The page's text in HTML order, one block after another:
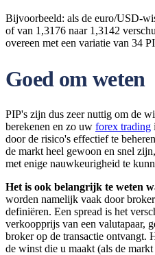
Bijvoorbeeld: als de euro/USD-
of van 1,3176 naar 1,3142
overeen met een variatie van 34
Goed om weten
PIP's zijn dus zeer nuttig om de
berekenen en zo uw forex trading
door de risico's effectief te
de markt heel gewoon en snel
met enige nauwkeurigheid te
Het is ook belangrijk te weten
worden namelijk vaak door
definiëren. Een spread is het
verkoopprijs van een valutapaar,
broker op de transactie ontvangt.
de winst die u maakt (als de